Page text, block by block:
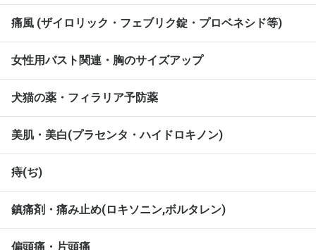
痛風 (ザイロリック・フェブリク錠・プロベネシド等)
女性用バスト関連・胸のサイズアップ
犬猫の薬・フィラリア予防薬
美肌・美白(プラセンタ・ハイドロキノン)
痔(ぢ)
鎮痛剤・痛み止め(ロキソニン,ボルタレン)
偏頭痛・片頭痛